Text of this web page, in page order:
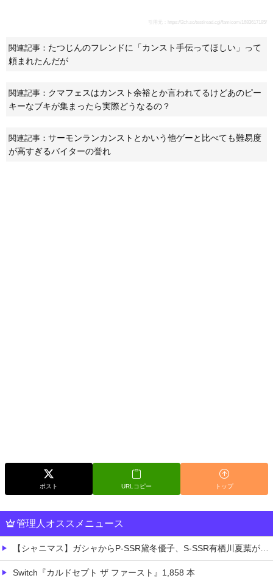
引用元： https://2ch.sc/test/read.cgi/famicom/1683617185/
関連記事： たつじんのフレンドに「カンスト手伝ってほしい」って
頼まれたんだが
関連記事： クマフェスはカンスト余裕とか言われてるけどあのピー
キーなブキが集まったら実際どうなるの？
関連記事： サーモンランカンストとかいう他ゲーと比べても難易度
が高すぎるバイターの誉れ
ポスト URLコピー トップ
管理人オススメニュース
【シャニマス】ガシャからP-SSR黛冬優子、S-SSR有栖川夏葉が登場！イベントS-SR福丸小糸！
Switch『カルドセプト ザ ファースト』1,858 本